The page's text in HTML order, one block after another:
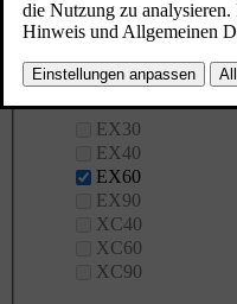
Modell
SUV
EX30
EX40
EX60
EX90
XC40
XC60
XC90